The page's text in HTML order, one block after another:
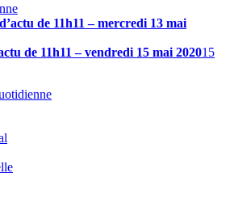
de 11h11 – mercredi 13 mai
de 11h11 – vendredi 15 mai 202015